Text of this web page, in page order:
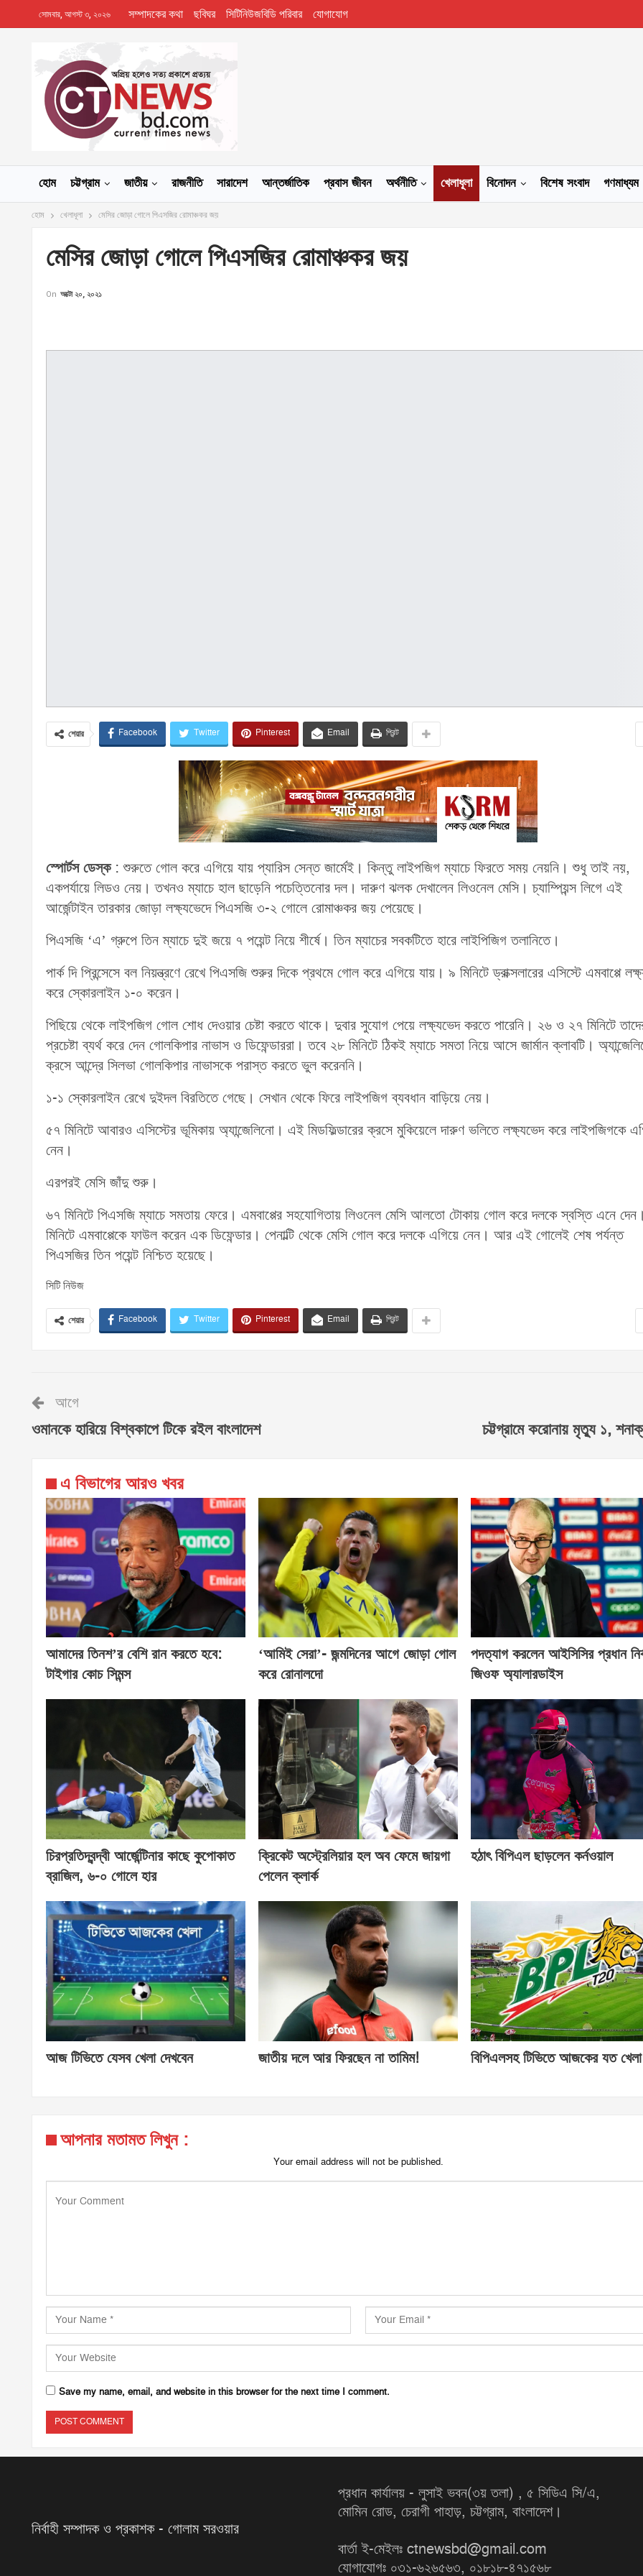
সোমবার, আগস্ট ৩, ২০২৬ সম্পাদকের কথা ছবিঘর সিটিনিউজবিডি পরিবার যোগাযোগ
হোম চট্টগ্রাম জাতীয় রাজনীতি সারাদেশ আন্তর্জাতিক প্রবাস জীবন অর্থনীতি খেলাধূলা বিনোদন বিশেষ সংবাদ গণমাধ্যম
হোম খেলাধূলা মেসির জোড়া গোলে পিএসজির রোমাঞ্চকর জয়
মেসির জোড়া গোলে পিএসজির রোমাঞ্চকর জয়
On অক্টো ২০, ২০২১
শেয়ার Facebook Twitter Pinterest Email প্রিন্ট
স্পোর্টস ডেস্ক: শুরুতে গোল করে এগিয়ে যায় প্যারিস সেন্ত জার্মেই। কিন্তু লাইপজিগ ম্যাচে ফিরতে সময় নেয়নি। শুধু তাই নয়,
একপর্যায়ে লিডও নেয়। তখনও ম্যাচে হাল ছাড়েনি পচেত্তিনোর দল। দারুণ ঝলক দেখালেন লিওনেল মেসি। চ্যাম্পিয়ন্স লিগে এই
আর্জেন্টাইন তারকার জোড়া লক্ষ্যভেদে পিএসজি ৩-২ গোলে রোমাঞ্চকর জয় পেয়েছে।
পিএসজি ‘এ’ গ্রুপে তিন ম্যাচে দুই জয়ে ৭ পয়েন্ট নিয়ে শীর্ষে। তিন ম্যাচের সবকটিতে হারে লাইপিজিগ তলানিতে।
পার্ক দি প্রিন্সেসে বল নিয়ন্ত্রণে রেখে পিএসজি শুরুর দিকে প্রথমে গোল করে এগিয়ে যায়। ৯ মিনিটে ড্রাক্সলারের এসিস্টে এমবাপ্পে
করে স্কোরলাইন ১-০ করেন।
পিছিয়ে থেকে লাইপজিগ গোল শোধ দেওয়ার চেষ্টা করতে থাকে। দুবার সুযোগ পেয়ে লক্ষ্যভেদ করতে পারেনি। ২৬ ও ২৭ মিনিটে
প্রচেষ্টা ব্যর্থ করে দেন গোলকিপার নাভাস ও ডিফেন্ডাররা। তবে ২৮ মিনিটে ঠিকই ম্যাচে সমতা নিয়ে আসে জার্মান ক্লাবটি।
ক্রসে আন্দ্রে সিলভা গোলকিপার নাভাসকে পরাস্ত করতে ভুল করেননি।
১-১ স্কোরলাইন রেখে দুইদল বিরতিতে গেছে। সেখান থেকে ফিরে লাইপজিগ ব্যবধান বাড়িয়ে নেয়।
৫৭ মিনিটে আবারও এসিস্টের ভূমিকায় অ্যান্জেলিনো। এই মিডফিল্ডারের ক্রসে মুকিয়েলে দারুণ ভলিতে লক্ষ্যভেদ করে লাইপজিগকে
নেন।
এরপরই মেসি জাঁদু শুরু।
৬৭ মিনিটে পিএসজি ম্যাচে সমতায় ফেরে। এমবাপ্পের সহযোগিতায় লিওনেল মেসি আলতো টোকায় গোল করে দলকে স্বস্তি এনে
মিনিটে এমবাপ্পেকে ফাউল করেন এক ডিফেন্ডার। পেনাল্টি থেকে মেসি গোল করে দলকে এগিয়ে নেন। আর এই গোলেই শেষ পর্যন্ত
পিএসজির তিন পয়েন্ট নিশ্চিত হয়েছে।
সিটি নিউজ
শেয়ার Facebook Twitter Pinterest Email প্রিন্ট
আগে
ওমানকে হারিয়ে বিশ্বকাপে টিকে রইল বাংলাদেশ চট্টগ্রামে করোনায় মৃত্যু ১,
এ বিভাগের আরও খবর
আমাদের তিনশ’র বেশি রান করতে হবে:
টাইগার কোচ সিমন্স
‘আমিই সেরা’- জন্মদিনের আগে জোড়া গোল
করে রোনালদো
পদত্যাগ করলেন আইসিসির প্রধান
জিওফ অ্যালারডাইস
চিরপ্রতিদ্বন্দ্বী আর্জেন্টিনার কাছে কুপোকাত
ব্রাজিল, ৬-০ গোলে হার
ক্রিকেট অস্ট্রেলিয়ার হল অব ফেমে জায়গা
পেলেন ক্লার্ক
হঠাৎ বিপিএল ছাড়লেন কর্নওয়াল
আজ টিভিতে যেসব খেলা দেখবেন জাতীয় দলে আর ফিরছেন না তামিম! বিপিএলসহ টিভিতে আজকের যত খেলা
আপনার মতামত লিখুন :
Your email address will not be published.
Save my name, email, and website in this browser for the next time I comment.
নির্বাহী সম্পাদক ও প্রকাশক - গোলাম সরওয়ার
প্রধান কার্যালয় - লুসাই ভবন(৩য় তলা) , ৫ সিডিএ সি/এ,
মোমিন রোড, চেরাগী পাহাড়, চট্টগ্রাম, বাংলাদেশ।
বার্তা ই-মেইলঃ ctnewsbd@gmail.com
যোগাযোগঃ ০৩১-৬২৬৫৬৩, ০১৮১৮-৪৭১৫৬৮